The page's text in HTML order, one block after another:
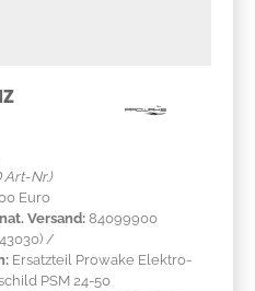
Art-Nr.)
Euro
Versand: 84099900
/
Ersatzteil Prowake Elektro-
PSM 24-50